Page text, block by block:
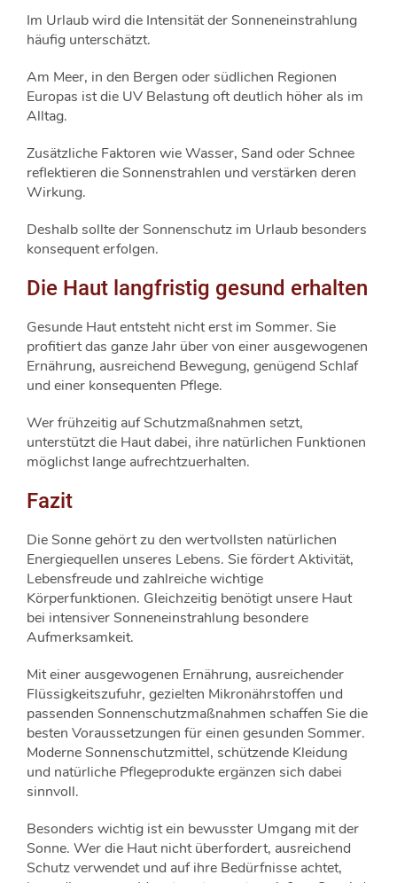
Im Urlaub wird die Intensität der Sonneneinstrahlung
häufig unterschätzt.
Am Meer, in den Bergen oder südlichen Regionen
Europas ist die UV Belastung oft deutlich höher als im
Alltag.
Zusätzliche Faktoren wie Wasser, Sand oder Schnee
reflektieren die Sonnenstrahlen und verstärken deren
Wirkung.
Deshalb sollte der Sonnenschutz im Urlaub besonders
konsequent erfolgen.
Die Haut langfristig gesund erhalten
Gesunde Haut entsteht nicht erst im Sommer. Sie
profitiert das ganze Jahr über von einer ausgewogenen
Ernährung, ausreichend Bewegung, genügend Schlaf
und einer konsequenten Pflege.
Wer frühzeitig auf Schutzmaßnahmen setzt,
unterstützt die Haut dabei, ihre natürlichen Funktionen
möglichst lange aufrechtzuerhalten.
Fazit
Die Sonne gehört zu den wertvollsten natürlichen
Energiequellen unseres Lebens. Sie fördert Aktivität,
Lebensfreude und zahlreiche wichtige
Körperfunktionen. Gleichzeitig benötigt unsere Haut
bei intensiver Sonneneinstrahlung besondere
Aufmerksamkeit.
Mit einer ausgewogenen Ernährung, ausreichender
Flüssigkeitszufuhr, gezielten Mikronährstoffen und
passenden Sonnenschutzmaßnahmen schaffen Sie die
besten Voraussetzungen für einen gesunden Sommer.
Moderne Sonnenschutzmittel, schützende Kleidung
und natürliche Pflegeprodukte ergänzen sich dabei
sinnvoll.
Besonders wichtig ist ein bewusster Umgang mit der
Sonne. Wer die Haut nicht überfordert, ausreichend
Schutz verwendet und auf ihre Bedürfnisse achtet,